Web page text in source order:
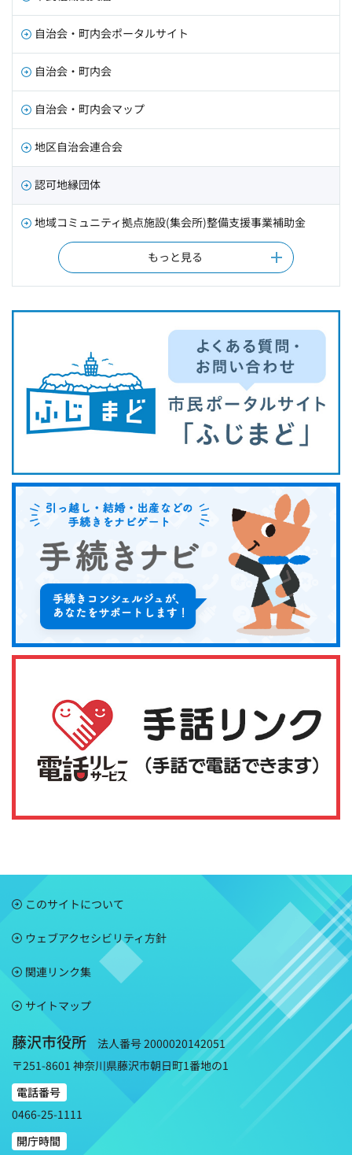
自治会・町内会ポータルサイト
自治会・町内会
自治会・町内会マップ
地区自治会連合会
認可地縁団体
地域コミュニティ拠点施設(集会所)整備支援事業補助金
もっと見る
このサイトについて
ウェブアクセシビリティ方針
関連リンク集
サイトマップ
藤沢市役所
法人番号 2000020142051
〒251-8601 神奈川県藤沢市朝日町1番地の1
電話番号
0466-25-1111
開庁時間